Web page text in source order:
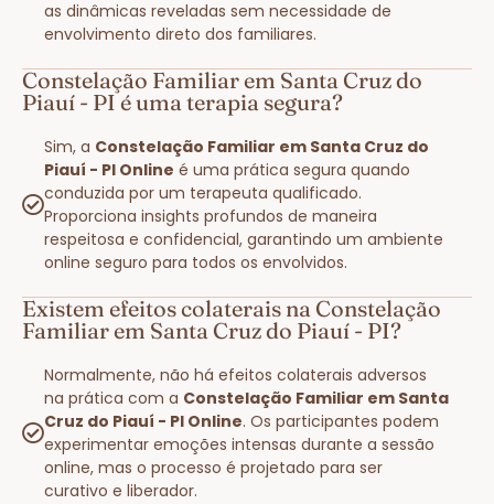
as dinâmicas reveladas sem necessidade de
envolvimento direto dos familiares.
Constelação Familiar em Santa Cruz do
Piauí - PI é uma terapia segura?
Sim, a Constelação Familiar em Santa Cruz do
Piauí - PI Online é uma prática segura quando
conduzida por um terapeuta qualificado.
Proporciona insights profundos de maneira
respeitosa e confidencial, garantindo um ambiente
online seguro para todos os envolvidos.
Existem efeitos colaterais na Constelação
Familiar em Santa Cruz do Piauí - PI?
Normalmente, não há efeitos colaterais adversos
na prática com a Constelação Familiar em Santa
Cruz do Piauí - PI Online. Os participantes podem
experimentar emoções intensas durante a sessão
online, mas o processo é projetado para ser
curativo e liberador.